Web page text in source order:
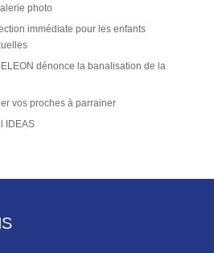
photo
immédiate pour les enfants
dénonce la banalisation de la
vos proches à parrainer
IDEAS